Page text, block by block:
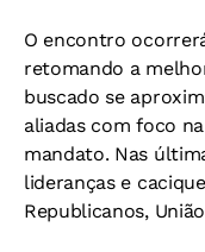
O encontro
retomando a
buscado se
aliadas com foco
mandato. Nas
lideranças e
Republicanos,